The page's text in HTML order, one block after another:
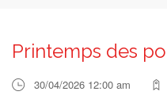
RECHERCHER
Printemps des
30/04/2026 12:00 am